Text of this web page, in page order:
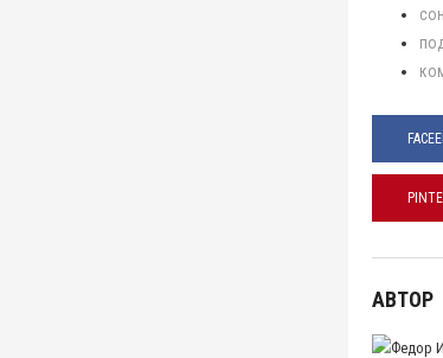
сон
АВТОР